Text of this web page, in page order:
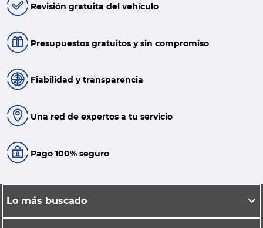
Revisión gratuita del vehículo
Presupuestos gratuitos y sin compromiso
Fiabilidad y transparencia
Una red de expertos a tu servicio
Pago 100% seguro
Lo más buscado